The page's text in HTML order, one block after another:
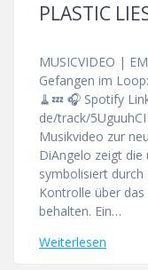
PLASTIC
MUSICVIDEO |
Gefangen im
🧹💤 🎧 Spotify
de/track/
Musikvideo zur
DiAngelo zeigt die
symbolisiert durch
Kontrolle über
behalten. Ein…
Weiterlesen